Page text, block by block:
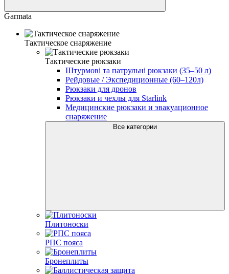
Garmata
Тактическое снаряжение
Тактические рюкзаки
Штурмові та патрульні рюкзаки (35–50 л)
Рейдовые / Экспедиционные (60–120л)
Рюкзаки для дронов
Рюкзаки и чехлы для Starlink
Медицинские рюкзаки и эвакуационное
снаряжение
Все категории
Плитоноски
РПС пояса
Бронеплиты